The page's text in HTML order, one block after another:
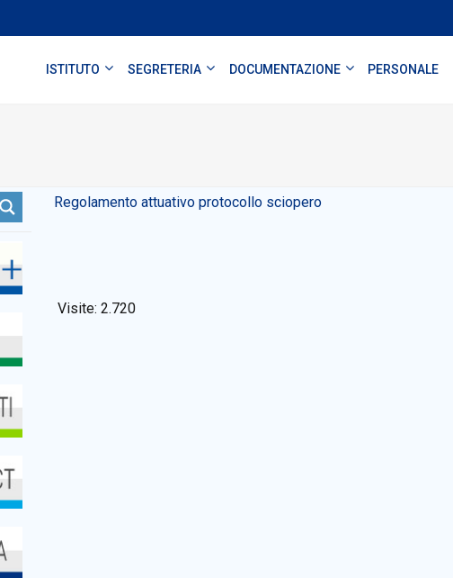
ISTITUTO SEGRETERIA DOCUMENTAZIONE PERSONALE
Regolamento attuativo protocollo sciopero
Visite: 2.720